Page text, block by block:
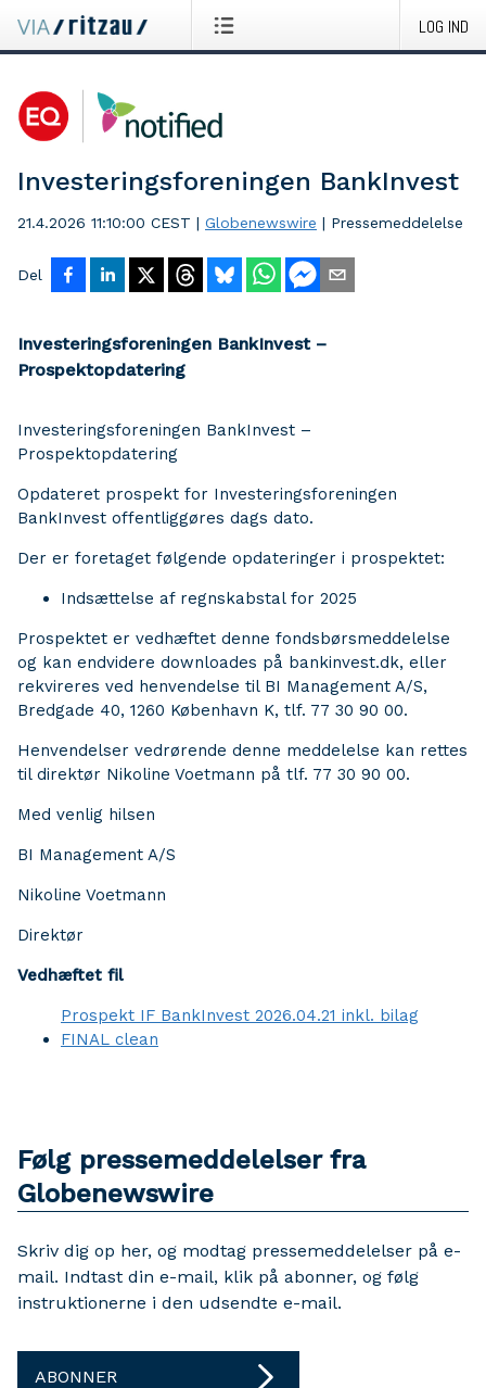
LOG IND
Investeringsforeningen BankInvest
21.4.2026 11:10:00 CEST | Globenewswire | Pressemeddelelse
Del
Investeringsforeningen BankInvest –
Prospektopdatering
Investeringsforeningen BankInvest –
Prospektopdatering
Opdateret prospekt for Investeringsforeningen
BankInvest offentliggøres dags dato.
Der er foretaget følgende opdateringer i prospektet:
Indsættelse af regnskabstal for 2025
Prospektet er vedhæftet denne fondsbørsmeddelelse
og kan endvidere downloades på bankinvest.dk, eller
rekvireres ved henvendelse til BI Management A/S,
Bredgade 40, 1260 København K, tlf. 77 30 90 00.
Henvendelser vedrørende denne meddelelse kan rettes
til direktør Nikoline Voetmann på tlf. 77 30 90 00.
Med venlig hilsen
BI Management A/S
Nikoline Voetmann
Direktør
Vedhæftet fil
Prospekt IF BankInvest 2026.04.21 inkl. bilag
FINAL clean
Følg pressemeddelelser fra
Globenewswire
Skriv dig op her, og modtag pressemeddelelser på e-
mail. Indtast din e-mail, klik på abonner, og følg
instruktionerne i den udsendte e-mail.
ABONNER